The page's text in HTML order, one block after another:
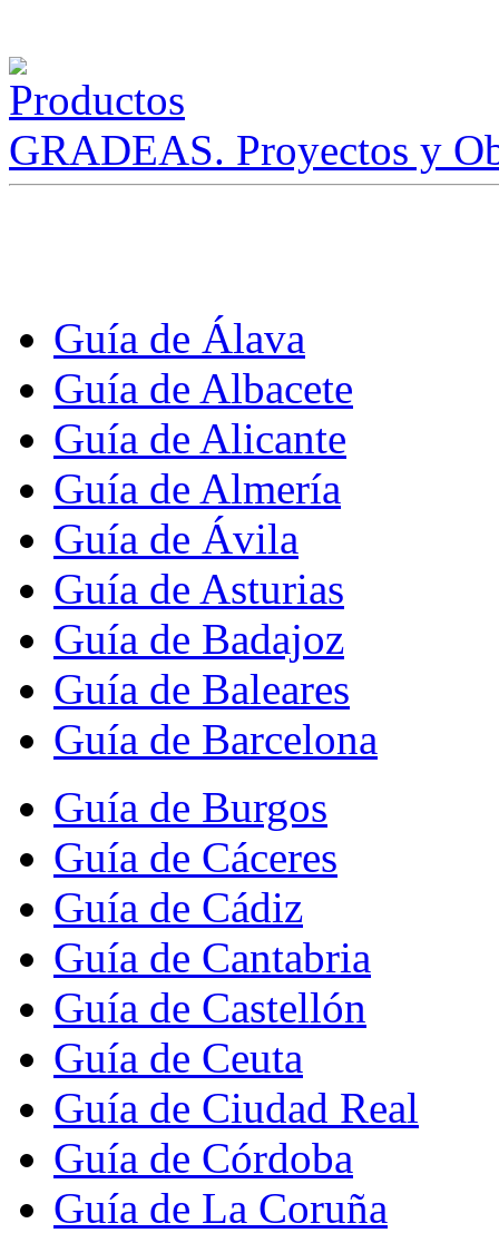
GRADEAS. Proyectos y
Guía de Álava
Guía de Albacete
Guía de Alicante
Guía de Almería
Guía de Ávila
Guía de Asturias
Guía de Badajoz
Guía de Baleares
Guía de Barcelona
Guía de Burgos
Guía de Cáceres
Guía de Cádiz
Guía de Cantabria
Guía de Castellón
Guía de Ceuta
Guía de Ciudad Real
Guía de Córdoba
Guía de La Coruña